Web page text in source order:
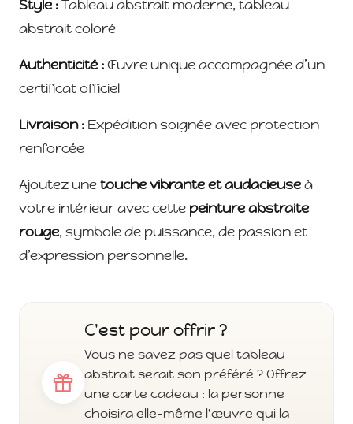
Style :Tableau abstrait moderne, tableau
abstrait coloré
Authenticité :Œuvre unique accompagnée d’un
certificat officiel
Livraison : Expédition soignée avec protection
renforcée
Ajoutez unetouche vibrante et audacieuseà
votre intérieur avec cette peinture abstraite
rouge, symbole de puissance, de passion et
d’expression personnelle.
C'est pour offrir ?
Vous ne savez pas quel tableau
abstrait serait son préféré ? Offrez
une carte cadeau : la personne
choisira elle-même l'œuvre qui la